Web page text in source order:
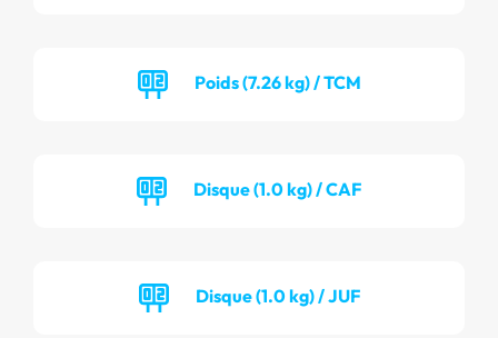
Poids (7.26 kg) / TCM
Disque (1.0 kg) / CAF
Disque (1.0 kg) / JUF